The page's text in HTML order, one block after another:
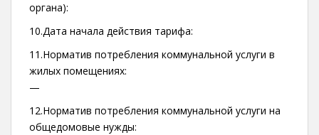
органа):
10.Дата начала действия тарифа:
11.Норматив потребления коммунальной услуги в
жилых помещениях:
—
12.Норматив потребления коммунальной услуги на
общедомовые нужды: